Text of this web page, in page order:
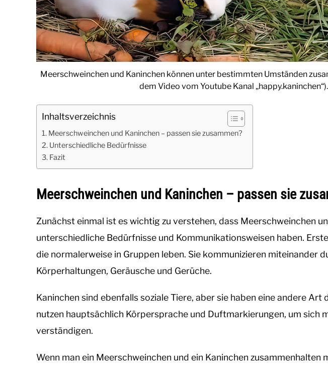
Meerschweinchen und Kaninchen können unter bestimmten Umständen
dem Video vom Youtube Kanal „happy.kaninchen“).
Inhaltsverzeichnis
Meerschweinchen und Kaninchen – passen sie zusammen?
Unterschiedliche Bedürfnisse
Fazit
Meerschweinchen und Kaninchen – passen sie
Zunächst einmal ist es wichtig zu verstehen, dass Meerschweinchen
unterschiedliche Bedürfnisse und Kommunikationsweisen haben.
die normalerweise in Gruppen leben. Sie kommunizieren miteinander
Körperhaltungen, Geräusche und Gerüche.
Kaninchen sind ebenfalls soziale Tiere, aber sie haben eine andere Art
nutzen hauptsächlich Körpersprache und Duftmarkierungen, um sich
verständigen.
Wenn man ein Meerschweinchen und ein Kaninchen zusammenhalten